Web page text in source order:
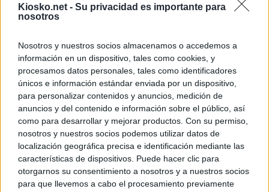
Kiosko.net - Su privacidad es importante para
nosotros
Nosotros y nuestros socios almacenamos o accedemos a
información en un dispositivo, tales como cookies, y
procesamos datos personales, tales como identificadores
únicos e información estándar enviada por un dispositivo,
para personalizar contenidos y anuncios, medición de
anuncios y del contenido e información sobre el público, así
como para desarrollar y mejorar productos. Con su permiso,
nosotros y nuestros socios podemos utilizar datos de
localización geográfica precisa e identificación mediante las
características de dispositivos. Puede hacer clic para
otorgarnos su consentimiento a nosotros y a nuestros socios
para que llevemos a cabo el procesamiento previamente